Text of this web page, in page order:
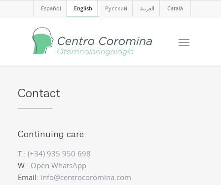
Español English Русский العربية Català
Contact
Continuing care
T.: (+34) 935 950 698
W.: Open WhatsApp
Email: info@centrocoromina.com